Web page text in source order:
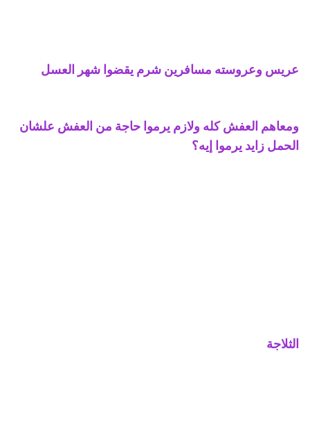
عريس وعروسته مسافرين شرم يقضوا شهر العسل
ومعاهم العفش كله ولازم يرموا حاجة من العفش علشان
الحمل زايد يرموا إيه؟
الثلاجة